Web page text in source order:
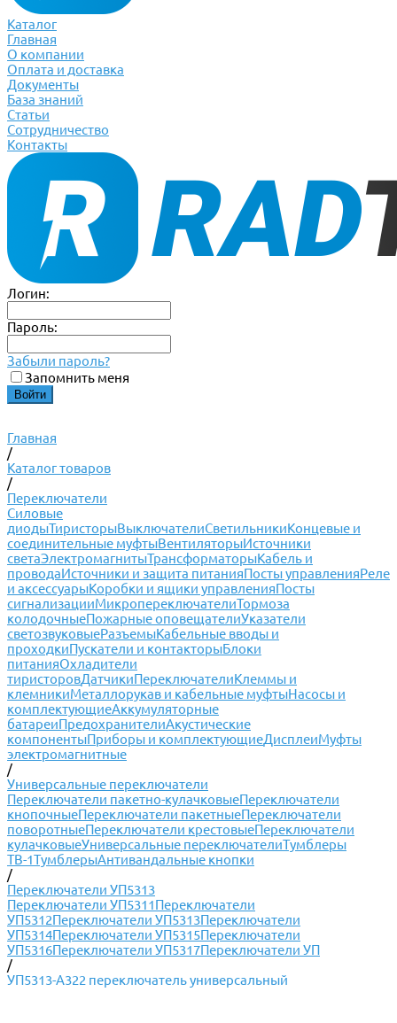
Каталог
Главная
О компании
Оплата и доставка
Документы
База знаний
Статьи
Сотрудничество
Контакты
Логин:
Пароль:
Забыли пароль?
Запомнить меня
Главная
/
Каталог товаров
/
Переключатели
Силовые
диодыТиристорыВыключателиСветильникиКонцевые и
соединительные муфтыВентиляторыИсточники
светаЭлектромагнитыТрансформаторыКабель и
проводаИсточники и защита питанияПосты управленияРеле
и аксессуарыКоробки и ящики управленияПосты
сигнализацииМикропереключателиТормоза
колодочныеПожарные оповещателиУказатели
светозвуковыеРазъемыКабельные вводы и
проходкиПускатели и контакторыБлоки
питанияОхладители
тиристоровДатчикиПереключателиКлеммы и
клемникиМеталлорукав и кабельные муфтыНасосы и
комплектующиеАккумуляторные
батареиПредохранителиАкустические
компонентыПриборы и комплектующиеДисплеиМуфты
электромагнитные
/
Универсальные переключатели
Переключатели пакетно-кулачковыеПереключатели
кнопочныеПереключатели пакетныеПереключатели
поворотныеПереключатели крестовыеПереключатели
кулачковыеУниверсальные переключателиТумблеры
ТВ-1ТумблерыАнтивандальные кнопки
/
Переключатели УП5313
Переключатели УП5311Переключатели
УП5312Переключатели УП5313Переключатели
УП5314Переключатели УП5315Переключатели
УП5316Переключатели УП5317Переключатели УП
/
УП5313-А322 переключатель универсальный